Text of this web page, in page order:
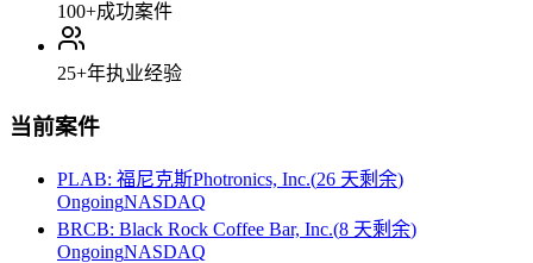
100+成功案件
25+年执业经验
当前案件
PLAB: 福尼克斯Photronics, Inc.(26 天剩余)
OngoingNASDAQ
BRCB: Black Rock Coffee Bar, Inc.(8 天剩余)
OngoingNASDAQ